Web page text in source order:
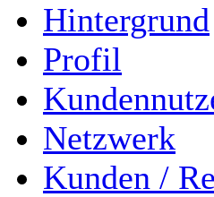
Hintergrund
Profil
Netzwerk
Kunden /